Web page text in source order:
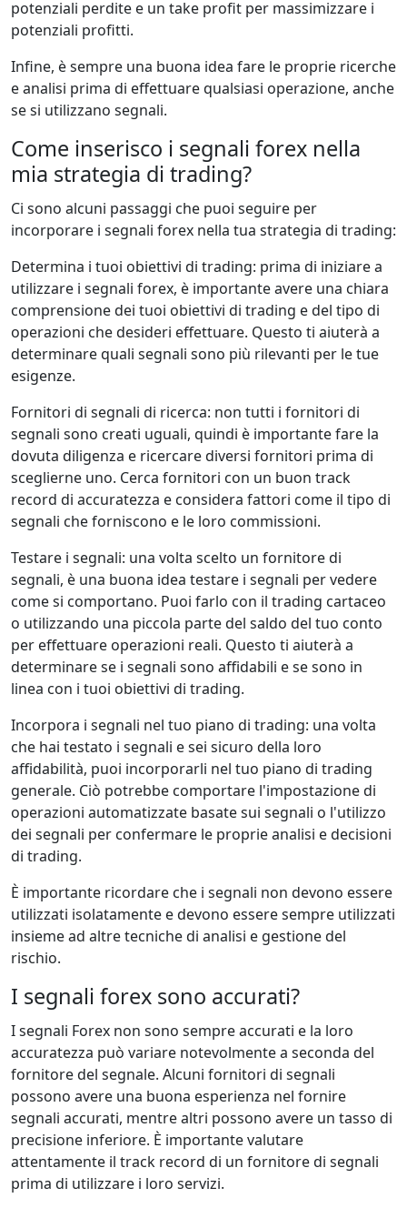
potenziali perdite e un take profit per massimizzare i
potenziali profitti.
Infine, è sempre una buona idea fare le proprie ricerche
e analisi prima di effettuare qualsiasi operazione, anche
se si utilizzano segnali.
Come inserisco i segnali forex nella
mia strategia di trading?
Ci sono alcuni passaggi che puoi seguire per
incorporare i segnali forex nella tua strategia di trading:
Determina i tuoi obiettivi di trading: prima di iniziare a
utilizzare i segnali forex, è importante avere una chiara
comprensione dei tuoi obiettivi di trading e del tipo di
operazioni che desideri effettuare. Questo ti aiuterà a
determinare quali segnali sono più rilevanti per le tue
esigenze.
Fornitori di segnali di ricerca: non tutti i fornitori di
segnali sono creati uguali, quindi è importante fare la
dovuta diligenza e ricercare diversi fornitori prima di
sceglierne uno. Cerca fornitori con un buon track
record di accuratezza e considera fattori come il tipo di
segnali che forniscono e le loro commissioni.
Testare i segnali: una volta scelto un fornitore di
segnali, è una buona idea testare i segnali per vedere
come si comportano. Puoi farlo con il trading cartaceo
o utilizzando una piccola parte del saldo del tuo conto
per effettuare operazioni reali. Questo ti aiuterà a
determinare se i segnali sono affidabili e se sono in
linea con i tuoi obiettivi di trading.
Incorpora i segnali nel tuo piano di trading: una volta
che hai testato i segnali e sei sicuro della loro
affidabilità, puoi incorporarli nel tuo piano di trading
generale. Ciò potrebbe comportare l'impostazione di
operazioni automatizzate basate sui segnali o l'utilizzo
dei segnali per confermare le proprie analisi e decisioni
di trading.
È importante ricordare che i segnali non devono essere
utilizzati isolatamente e devono essere sempre utilizzati
insieme ad altre tecniche di analisi e gestione del
rischio.
I segnali forex sono accurati?
I segnali Forex non sono sempre accurati e la loro
accuratezza può variare notevolmente a seconda del
fornitore del segnale. Alcuni fornitori di segnali
possono avere una buona esperienza nel fornire
segnali accurati, mentre altri possono avere un tasso di
precisione inferiore. È importante valutare
attentamente il track record di un fornitore di segnali
prima di utilizzare i loro servizi.